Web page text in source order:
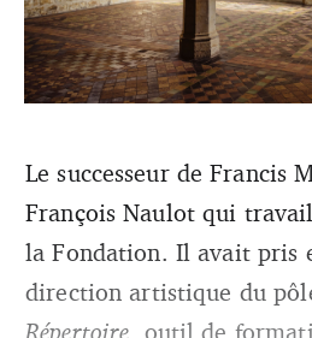
Le réfectoire des moines de
Galland
Le successeur de Francis
François Naulot qui
la Fondation. Il avait pris
direction artistique du
Répertoire, outil de